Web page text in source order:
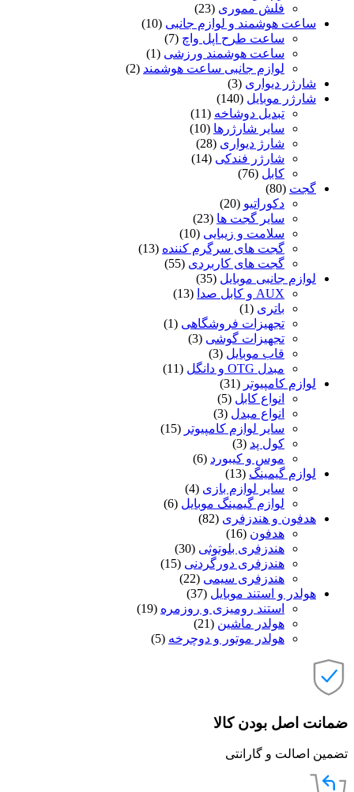
فلش مموری (23)
ساعت هوشمند و لوازم جانبی (10)
ساعت طرح اپل واچ (7)
ساعت هوشمند ورزشی (1)
لوازم جانبی ساعت هوشمند (2)
شارژر دیواری (3)
شارژر موبایل (140)
تبدیل دوشاخه (11)
سایر شارژرها (10)
شارژ دیواری (28)
شارژر فندکی (14)
کابل (76)
گجت (80)
دکوراتیو (20)
سایر گجت ها (23)
سلامت و زیبایی (10)
گجت های سرگرم کننده (13)
گجت های کاربردی (55)
لوازم جانبی موبایل (35)
AUX و کابل صدا
(13)
باتری (1)
تجهیزات فروشگاهی (1)
تجهیزات گوشی (3)
قاب موبایل (3)
مبدل OTG و دانگل
(11)
لوازم کامپیوتر (31)
انواع کابل (5)
انواع مبدل (3)
سایر لوازم کامپیوتر (15)
کول پد (3)
موس و کیبورد (6)
لوازم گیمینگ (13)
سایر لوازم بازی (4)
لوازم گیمینگ موبایل (6)
هدفون و هندزفری (82)
هدفون (16)
هندزفری بلوتوثی (30)
هندزفری دورگردنی (15)
هندزفری سیمی (22)
هولدر و استند موبایل (37)
استند رومیزی و روزمره (19)
هولدر ماشین (21)
هولدر موتور و دوچرخه (5)
ضمانت اصل بودن کالا
تضمین اصالت و گارانتی